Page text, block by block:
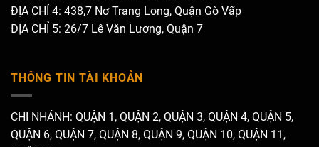
ĐỊA CHỈ 4: 438,7 Nơ Trang Long, Quận Gò Vấp
ĐỊA CHỈ 5: 26/7 Lê Văn Lương, Quận 7
THÔNG TIN TÀI KHOẢN
CHI NHÁNH: QUẬN 1, QUẬN 2, QUẬN 3, QUẬN 4, QUẬN 5,
QUẬN 6, QUẬN 7, QUẬN 8, QUẬN 9, QUẬN 10, QUẬN 11,